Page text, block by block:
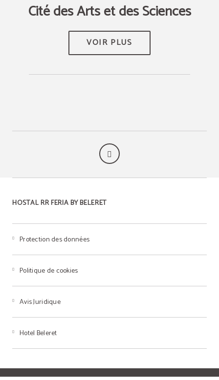
Cité des Arts et des Sciences
VOIR PLUS
HOSTAL RR FERIA BY BELERET
Protection des données
Politique de cookies
Avis Juridique
Hotel Beleret